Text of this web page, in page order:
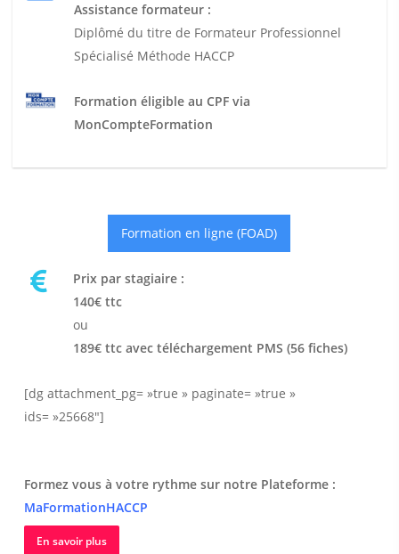
Assistance formateur :
Diplômé du titre de Formateur Professionnel
Spécialisé Méthode HACCP
Formation éligible au CPF via
MonCompteFormation
Formation en ligne (FOAD)
Prix par stagiaire :
140€ ttc
ou
189€ ttc avec téléchargement PMS (56 fiches)
[dg attachment_pg= »true » paginate= »true »
ids= »25668″]
Formez vous à votre rythme sur notre Plateforme :
MaFormationHACCP
En savoir plus